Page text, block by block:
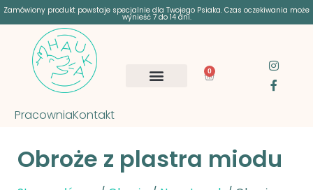
Zamówiony produkt powstaje specjalnie dla Twojego Psiaka. Czas oczekiwania może
wynieść 7 do 14 dni.
PracowniaKontakt
0
Obroże z plastra miodu